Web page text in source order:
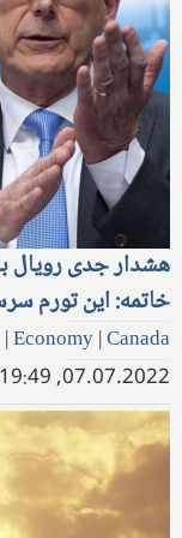
هشدار جدی رویال
خاتمه: این تورم
|Economy|Canada
07.07.2022, 19:49: